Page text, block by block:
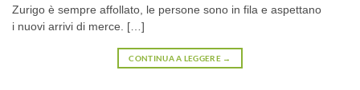
Zurigo è sempre affollato, le persone sono in fila e aspettano
i nuovi arrivi di merce. […]
CONTINUA A LEGGERE →